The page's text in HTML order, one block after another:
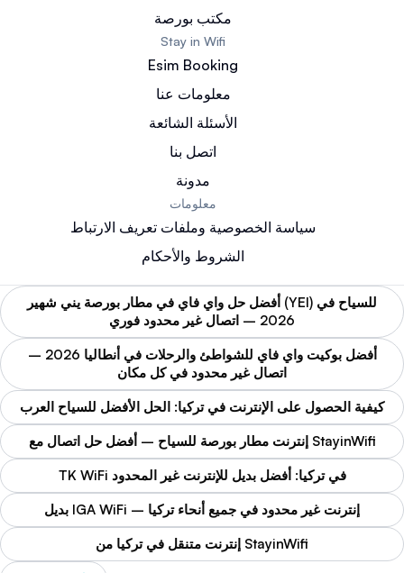
مكتب بورصة
Stay in Wifi
Esim Booking
معلومات عنا
الأسئلة الشائعة
اتصل بنا
مدونة
معلومات
سياسة الخصوصية وملفات تعريف الارتباط
الشروط والأحكام
أفضل حل واي فاي في مطار بورصة يني شهير (YEI) للسياح في
2026 – اتصال غير محدود فوري
أفضل بوكيت واي فاي للشواطئ والرحلات في أنطاليا 2026 –
اتصال غير محدود في كل مكان
كيفية الحصول على الإنترنت في تركيا: الحل الأفضل للسياح العرب
إنترنت مطار بورصة للسياح – أفضل حل اتصال مع StayinWifi
TK WiFi في تركيا: أفضل بديل للإنترنت غير المحدود
بديل IGA WiFi – إنترنت غير محدود في جميع أنحاء تركيا
إنترنت متنقل في تركيا من StayinWifi